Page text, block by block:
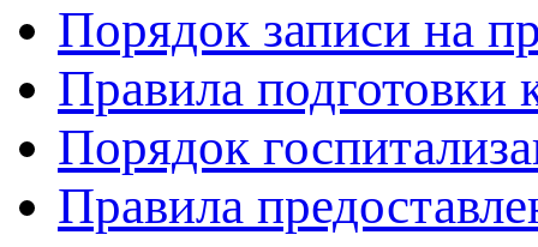
Порядок записи на
Правила подготовки
Порядок
Правила